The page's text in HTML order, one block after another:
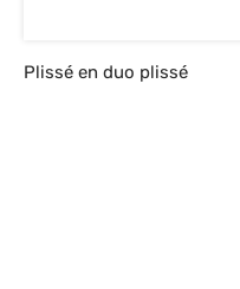
Plissé en duo plissé